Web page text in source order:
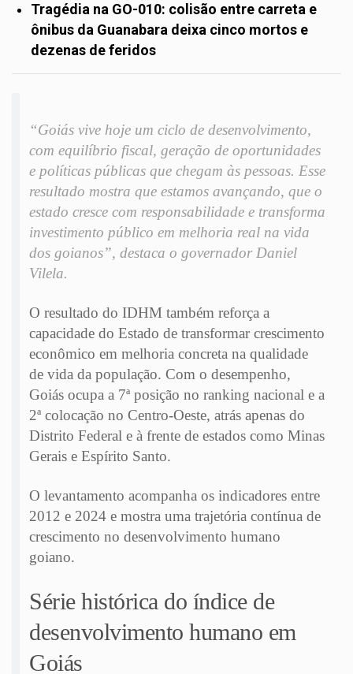
Tragédia na GO-010: colisão entre carreta e
ônibus da Guanabara deixa cinco mortos e
dezenas de feridos
“Goiás vive hoje um ciclo de desenvolvimento,
com equilíbrio fiscal, geração de oportunidades
e políticas públicas que chegam às pessoas. Esse
resultado mostra que estamos avançando, que o
estado cresce com responsabilidade e transforma
investimento público em melhoria real na vida
dos goianos”, destaca o governador Daniel
Vilela.
O resultado do IDHM também reforça a
capacidade do Estado de transformar crescimento
econômico em melhoria concreta na qualidade
de vida da população. Com o desempenho,
Goiás ocupa a 7ª posição no ranking nacional e a
2ª colocação no Centro-Oeste, atrás apenas do
Distrito Federal e à frente de estados como Minas
Gerais e Espírito Santo.
O levantamento acompanha os indicadores entre
2012 e 2024 e mostra uma trajetória contínua de
crescimento no desenvolvimento humano
goiano.
Série histórica do índice de
desenvolvimento humano em
Goiás